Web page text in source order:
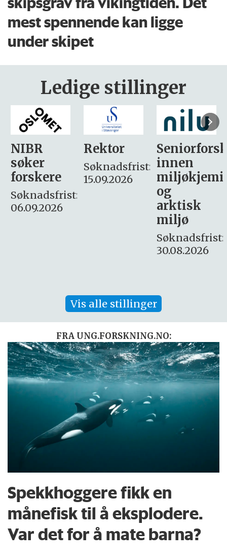
mest spennende kan ligge
under skipet
Ledige stillinger
Rektor
Søknadsfrist:
15.09.2026
Seniorforsker
innen
miljøkjemi
søker
– fast
Søknadsfrist:
16. august.
Vis alle stillinger
FRA UNG.FORSKNING.NO:
Spekkhoggere fikk en
månefisk til å eksplodere.
Var det for å mate barna?